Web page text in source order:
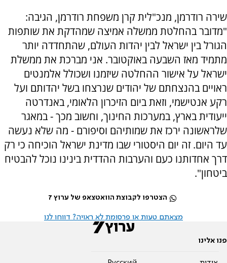
שירה רודרמן, מנכ"לית קרן משפחת רודרמן, הגיבה:
"מדובר בהחלטת ממשלה אמיצה שמהדקת את שותפות
הגורל בין ישראל לבין יהדות העולם, שהתחדדה יותר
מתמיד מאז השבעה באוקטובר. אני מברכת את ממשלת
ישראל על אישור ההחלטה שיזמנו ושכולל אלמנטים
ראויים בהנצחתם של יהודים שנרצחו בשל יהדותם ועל
רקע אנטישמי, וזאת ביום הזיכרון הלאומי, באנדרטה
ייעודית בארץ, במערכות החינוך, וחשוב מכך - במאגר
שלראשונה ירכז את שמותיהם וסיפורם - מה שלא נעשה
עד היום. זה יום היסטורי שבו מדינת ישראל הוכיחה כי רק
דרך אחדותנו כעם והערבות ההדדית בינינו נוכל להבטיח
ביטחון".
הצטרפו לקבוצת הוואטצאפ של ערוץ 7
מצאתם טעות או פרסומת לא ראויה? דווחו לנו
פנו אלינו